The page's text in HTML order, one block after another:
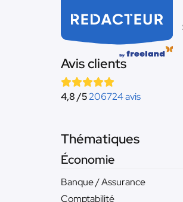
Avis clients
4,8 /5206724 avis
Thématiques
Économie
Banque / Assurance
Comptabilité